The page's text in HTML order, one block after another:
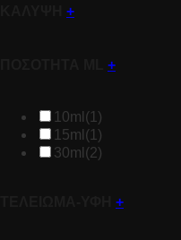
+
+
10ml (1)
15ml (1)
30ml (2)
+